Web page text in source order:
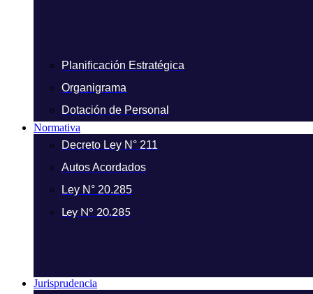
Planificación Estratégica
Organigrama
Dotación de Personal
Normativa
Decreto Ley N° 211
Autos Acordados
Ley N° 20.285
Ley N° 20.285
Jurisprudencia